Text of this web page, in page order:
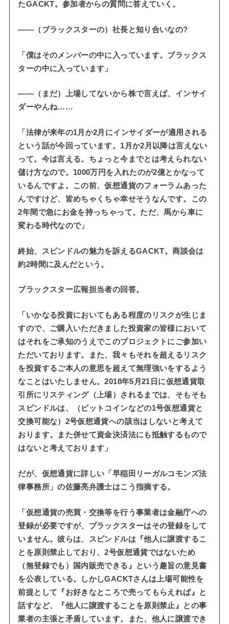
たGACKT。参加者からの質問に答えていく。
――（ブラックスターの）社長と知り合いなの?
「僕はそのメンバーの中に入っています。ブラックス
ターの中に入っています」
――（まだ）上場してないから株で言えば、インサイ
ダーやんね……
「法律が来年の1月か2月にインサイダーが適用される
という話が今回っています。1月か2月以降は言えない
って。今は言える。ちょっと今までとは考えられない
儲け方なので。1000万円を入れたのが2億とかなって
いるんですよ。この前、仮想通貨のフォーラムあった
んですけど、皆めちゃくちゃ幸せそうなんです。この
2年間で急にお金を持っちゃって。ただ、馬から車に
変わる時代なので」
終始、スピンドルの魅力を訴えるGACKT。商談会は
約2時間に及んだという。
ブラックスター広報担当者の回答。
「いかなる投資においてもある程度のリスクが生じま
すので、ご購入いただきました投資家の皆様において
はそれをご承知のうえでこのプロジェクトにご参加い
ただいております。また、我々もそれを超えるリスク
を投資するご本人の意思を超えて無理強いをするよう
なことはいたしません。2018年5月21日に仮想通貨取
引所にリスティング（上場）されるまでは、そもそも
スピンドルは、（ビットコインなどの1号仮想通貨と
交換可能な）2号仮想通貨への該当はしないと考えて
おります。また併せて資金決済法にも抵触するもので
はないと考えております」
だが、仮想通貨に詳しい「早稲田リーガルコモンズ法
律事務所」の佐藤亮弁護士はこう指摘する。
「仮想通貨の売買・交換等を行う事業者は金融庁への
登録が必要ですが、ブラックスターはその登録をして
いません。彼らは、スピンドルは『他人に譲渡するこ
とを原則禁止しており、2号仮想通貨ではないため
（無登録でも）国内販売できる』という趣旨の意見書
を公表している。しかしGACKTさんは上場可能性を
前提として『お好きなところで売ってもらえれば』と
話すなど、『他人に譲渡することを原則禁止』との事
業者の主張と矛盾しています。また、他人に譲渡でき